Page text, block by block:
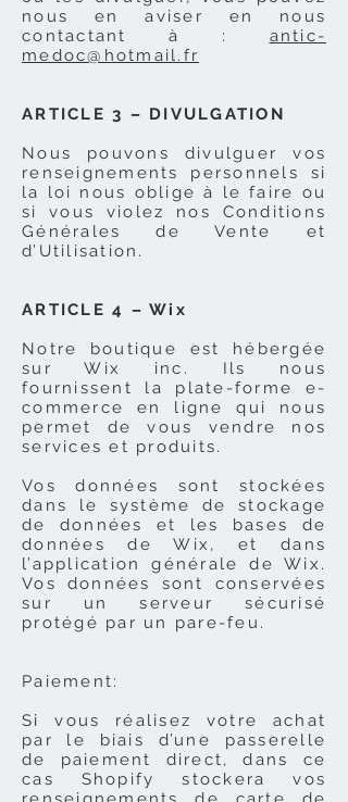
nous en aviser en nous
contactant à : antic-
medoc@hotmail.fr
ARTICLE 3 – DIVULGATION
Nous pouvons divulguer vos
renseignements personnels si
la loi nous oblige à le faire ou
si vous violez nos Conditions
Générales de Vente et
d’Utilisation.
ARTICLE 4 – Wix
Notre boutique est hébergée
sur Wix
inc. Ils nous
fournissent la plate-forme e-
commerce en ligne qui nous
permet de vous vendre nos
services et produits.
Vos données sont stockées
dans le système de stockage
de données et les bases de
données de Wix, et dans
l’application générale de Wix.
Vos données sont conservées
sur un serveur sécurisé
protégé par un pare-feu.
Paiement:
Si vous réalisez votre achat
par le biais d’une passerelle
de paiement direct, dans ce
cas Shopify stockera vos